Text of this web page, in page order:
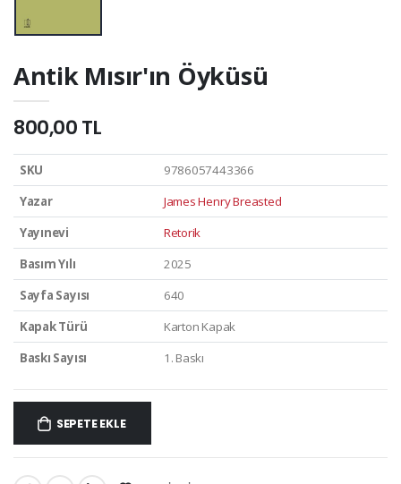
Antik Mısır'ın Öyküsü
800,00 TL
SKU
9786057443366
Yazar
James Henry Breasted
Yayınevi
Retorik
Basım Yılı
2025
Sayfa Sayısı
640
Kapak Türü
Karton Kapak
Baskı Sayısı
1. Baskı
SEPETE EKLE